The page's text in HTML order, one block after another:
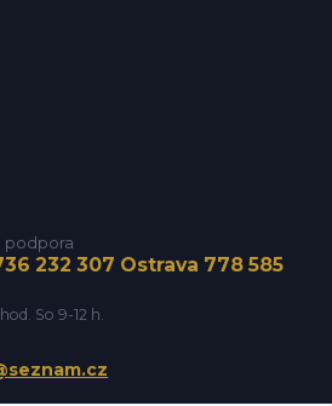
podpora
232 307 Ostrava 778 585
So 9-12 h.